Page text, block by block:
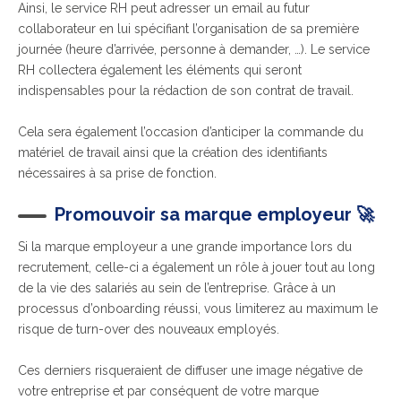
Ainsi, le service RH peut adresser un email au futur
collaborateur en lui spécifiant l’organisation de sa première
journée (heure d’arrivée, personne à demander, …). Le service
RH collectera également les éléments qui seront
indispensables pour la rédaction de son contrat de travail.
Cela sera également l’occasion d’anticiper la commande du
matériel de travail ainsi que la création des identifiants
nécessaires à sa prise de fonction.
Promouvoir sa marque employeur 🚀
Si la marque employeur a une grande importance lors du
recrutement, celle-ci a également un rôle à jouer tout au long
de la vie des salariés au sein de l’entreprise. Grâce à un
processus d’onboarding réussi, vous limiterez au maximum le
risque de turn-over des nouveaux employés.
Ces derniers risqueraient de diffuser une image négative de
votre entreprise et par conséquent de votre marque